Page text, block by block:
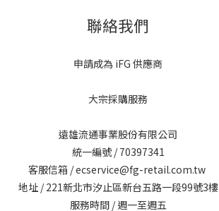
聯絡我們
申請成為 iFG 供應商
大宗採購服務
遠雄流通事業股份有限公司
統一編號 / 70397341
客服信箱 / ecservice@fg-retail.com.tw
地址 / 221新北市汐止區新台五路一段99號3樓
服務時間 / 週一至週五